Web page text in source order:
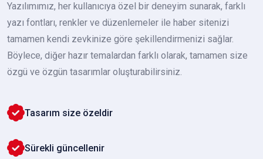
Yazılımımız, her kullanıcıya özel bir deneyim sunarak, farklı
yazı fontları, renkler ve düzenlemeler ile haber sitenizi
tamamen kendi zevkinize göre şekillendirmenizi sağlar.
Böylece, diğer hazır temalardan farklı olarak, tamamen size
özgü ve özgün tasarımlar oluşturabilirsiniz.
Tasarım size özeldir
Sürekli güncellenir